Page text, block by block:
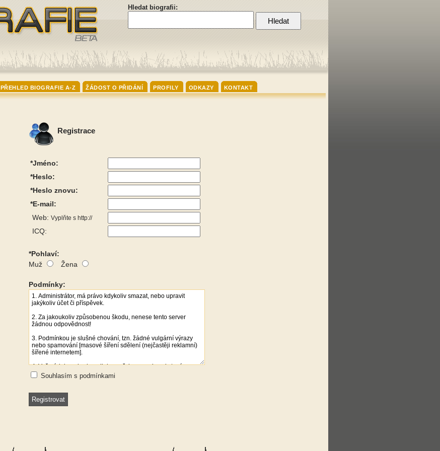
Hledat biografii:
PŘEHLED BIOGRAFIE A-Z ŽÁDOST O PŘIDÁNÍ PROFILY ODKAZY KONTAKT
Registrace
*Jméno:
*Heslo:
*Heslo znovu:
*E-mail:
Web: Vyplňte s http://
ICQ:
*Pohlaví:
Muž
Žena
Podmínky:
Souhlasím s podmínkami